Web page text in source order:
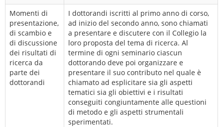
Momenti di
presentazione,
di scambio e
di discussione
dei risultati di
ricerca da
parte dei
dottorandi
I dottorandi iscritti al primo anno di corso,
ad inizio del secondo anno, sono chiamati
a presentare e discutere con il Collegio la
loro proposta del tema di ricerca. Al
termine di ogni seminario ciascun
dottorando deve poi organizzare e
presentare il suo contributo nel quale è
chiamato ad esplicitare sia gli aspetti
tematici sia gli obiettivi e i risultati
conseguiti congiuntamente alle questioni
di metodo e gli aspetti strumentali
sperimentati.